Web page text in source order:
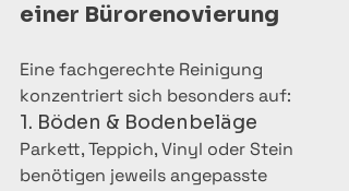
einer Büro­renovierung
Eine fachgerechte Reinigung
konzentriert sich besonders auf:
1. Böden & Bodenbeläge
Parkett, Teppich, Vinyl oder Stein
benötigen jeweils angepasste